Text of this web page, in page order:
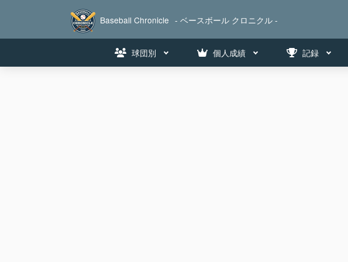
Baseball Chronicle - ベースボール クロニクル -
球団別 個人成績 記録